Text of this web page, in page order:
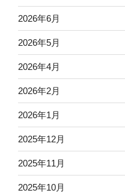
2026年6月
2026年5月
2026年4月
2026年2月
2026年1月
2025年12月
2025年11月
2025年10月